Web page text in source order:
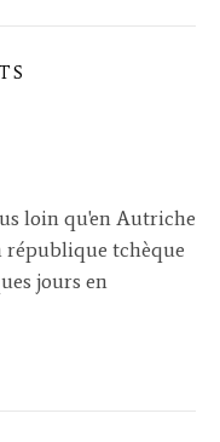
loin qu'en Autriche
république tchèque
jours en